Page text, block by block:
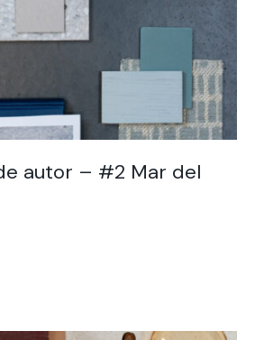
The moodboard series
autor – #2 Mar del